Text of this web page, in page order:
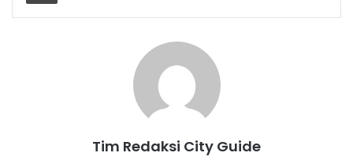
Tim Redaksi City Guide